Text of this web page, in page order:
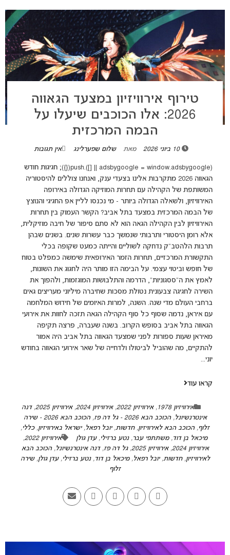
טירוף אירוויזיון במצעד הגאווה
2026: אלו הכוכבים שיעלו על
הבמה המרכזית
10 ביוני 2026 מאת שלום שפערלינג אין תגובות
(adsbygoogle = window.adsbygoogle || []).push({}); חגיגות חודש
הגאווה 2026 מתקרבות אלינו בצעדי ענק, ואנחנו צוללים להיסטוריה
המשותפת של הקהילה עם תחרות המוזיקה הגדולה באירופה
האירוויזיון, ולשאלה הגדולה ביותר - מי נכנסו לליין אפ החגיגי והנוצץ
של הבמה המרכזית במצעד בתל אביב? הקשר העמוק בין תחרות
האירוויזיון לבין הקהילה הגאה הוא לא סתם סיפור של חיבה מוזיקלית,
אלא רומן היסטורי ותרבותי שנמשך כבר עשרות שנים. בשנים שבהן
תרבות הלהטב"ק נדחקה לשוליים והייתה כמעט שקופה בכלי
התקשורת המרכזיים, תחרות הזמר האירופאית שימשה כמפלט בטוח
של חופש וביטוי עצמי. על הבימה הזו מותר היה לחגוג את השונות,
לאמץ את ה"ססגוניות", הדרמה והתלבושות המוגזמות, ולהפוך את
השירה לחגיגה צבעונית נטולת מסכות שחיברה מיליוני מעריצים גאים
ברחבי העולם מדי שנה. השנה, למרות האיומים של חידוש המלחמה
עם איראן, נדמה שסוף כל סוף הקהילה הגאה תזכה לחוות את אירועי
הגאווה בתל אביב בסופש הקרוב. בשנה שעברה, פרצה תקיפה
מאיראן שעות ספורות לפני שמצעד הגאווה בתל אביב היה אמור
להתקיים, מה שהוביל לביטולו ולדחייה של שאר אירועי הגאווה בחודש
יוני...
קראו עוד
אירוויזיון 1978 ,אירוויזיון 2022 ,אירוויזיון 2024 ,אירוויזיון 2025 ,דנה
אינטרנשיונל,הכוכב הבא 2026 - גל דה פז ,
הכוכב הבא 2026 - שירה
זלוף,הכוכב הבא לאירוויזיון,חדשות,יובל רפאל,ישראל באירוויזיון,כללי,
מיכאל בן דוד,משתתפי עבר,נטע ברזילי,עדן גולן אירוויזיון 2022
,
אירוויזיון 2024
,אירוויזיון 2025 ,גל דה פז,דנה אינטרנשיונל,הכוכב הבא
לאירוויזיון,חדשות,יובל רפאל,מיכאל בן דוד,נטע ברזילי,עדן גולן,שירה
זלוף